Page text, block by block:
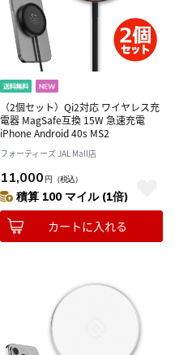
（2個セット）Qi2対応 ワイヤレス充
電器 MagSafe互換 15W 急速充電
iPhone Android 40s MS2
フォーティーズ JAL Mall店
11,000 円 （税込）
積算 100 マイル (1倍)
カートに入れる